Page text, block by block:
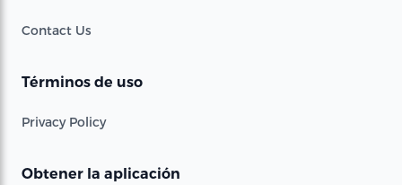
Contact Us
Términos de uso
Privacy Policy
Obtener la aplicación